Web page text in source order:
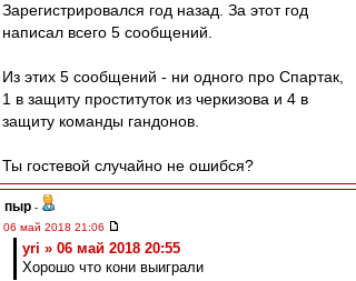
Зарегистрировался год назад. За этот год
написал всего 5 сообщений.
Из этих 5 сообщений - ни одного про Спартак,
1 в защиту проституток из черкизова и 4 в
защиту команды гандонов.
Ты гостевой случайно не ошибся?
пыр -
06 май 2018 21:06
yri » 06 май 2018 20:55
Хорошо что кони выиграли